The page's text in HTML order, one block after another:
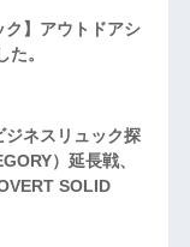
ク】アウトドアシ
。
ジネスリュック探
）延長戦、
SOLID